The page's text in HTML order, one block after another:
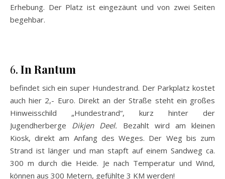
Erhebung. Der Platz ist eingezäunt und von zwei Seiten
begehbar.
6. In Rantum
befindet sich ein super Hundestrand. Der Parkplatz kostet
auch hier 2,- Euro. Direkt an der Straße steht ein großes
Hinweisschild „Hundestrand“, kurz hinter der
Jugendherberge Dikjen Deel. Bezahlt wird am kleinen
Kiosk, direkt am Anfang des Weges. Der Weg bis zum
Strand ist länger und man stapft auf einem Sandweg ca.
300 m durch die Heide. Je nach Temperatur und Wind,
können aus 300 Metern, gefühlte 3 KM werden!